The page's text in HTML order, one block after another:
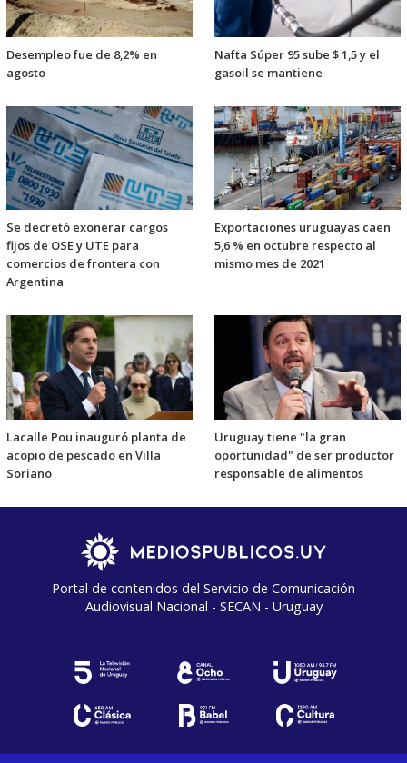
Desempleo fue de 8,2% en
agosto
Nafta Súper 95 sube $ 1,5 y el
gasoil se mantiene
Se decretó exonerar cargos
fijos de OSE y UTE para
comercios de frontera con
Argentina
Exportaciones uruguayas caen
5,6 % en octubre respecto al
mismo mes de 2021
Lacalle Pou inauguró planta de
acopio de pescado en Villa
Soriano
Uruguay tiene "la gran
oportunidad" de ser productor
responsable de alimentos
Portal de contenidos del Servicio de Comunicación
Audiovisual Nacional - SECAN - Uruguay